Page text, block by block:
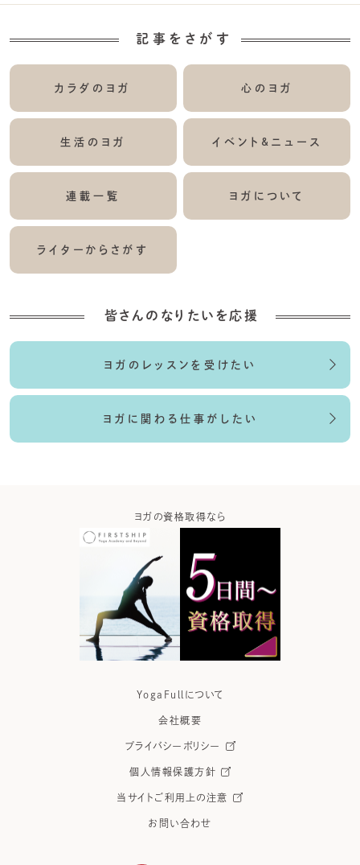
記事をさがす
カラダのヨガ 心のヨガ
生活のヨガ イベント&ニュース
連載一覧 ヨガについて
ライターからさがす
皆さんのなりたいを応援
ヨガのレッスンを受けたい
ヨガに関わる仕事がしたい
ヨガの資格取得なら
YogaFullについて
会社概要
プライバシーポリシー
個人情報保護方針
当サイトご利用上の注意
お問い合わせ